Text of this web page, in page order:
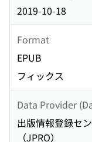
2019-10-18
Format
EPUB
フィックス
Data Provider
出版情報登録セ
（JPRO）